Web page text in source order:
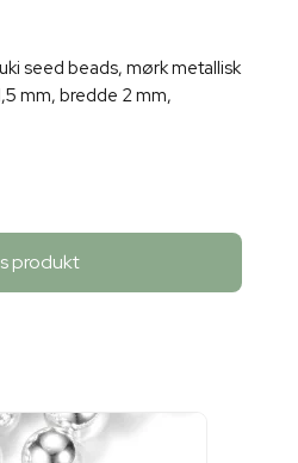
seed beads, mørk metallisk
mm, bredde 2 mm,
produkt